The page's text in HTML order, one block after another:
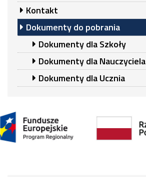
Kontakt
Dokumenty do pobrania
Dokumenty dla Szkoły
Dokumenty dla Nauczyciela
Dokumenty dla Ucznia